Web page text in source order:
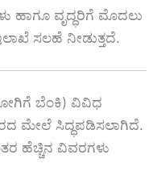
ಹಾಗೂ ವೃದ್ಧರಿಗೆ ಮೊದಲು
ಸಲಹೆ ನೀಡುತ್ತದೆ.
ಬೆಂಕಿ) ವಿವಿಧ
ಮೇಲೆ ಸಿದ್ಧಪಡಿಸಲಾಗಿದೆ.
ಹೆಚ್ಚಿನ ವಿವರಗಳು